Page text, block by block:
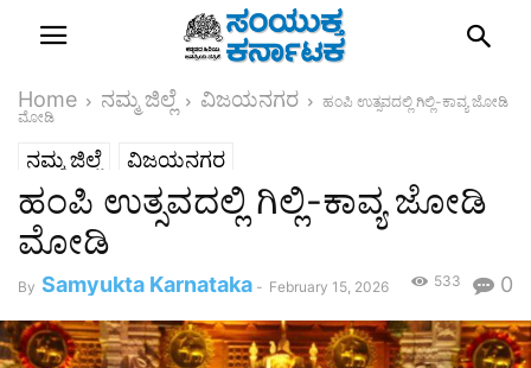
Home ನಮ್ಮ ಜಿಲ್ಲೆ ವಿಜಯನಗರ
ಹಂಪಿ ಉತ್ಸವದಲ್ಲಿ ಗಿಲ್ಲಿ-ಕಾವ್ಯ ಜೋಡಿ
ಮೋಡಿ
ನಮ್ಮ ಜಿಲ್ಲೆ ವಿಜಯನಗರ
ಹಂಪಿ ಉತ್ಸವದಲ್ಲಿ ಗಿಲ್ಲಿ-ಕಾವ್ಯ ಜೋಡಿ
ಮೋಡಿ
By Samyukta Karnataka - February 15, 2026 0
533